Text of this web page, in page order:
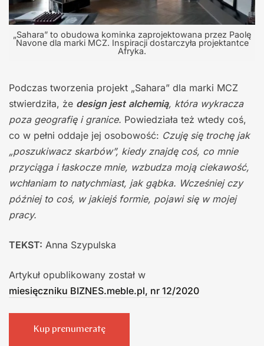
„Sahara” to obudowa kominka zaprojektowana przez Paolę
Navone dla marki MCZ. Inspiracji dostarczyła projektantce
Afryka.
Podczas tworzenia projekt „Sahara” dla marki MCZ
stwierdziła, że design jest alchemią, która wykracza
poza geografię i granice. Powiedziała też wtedy coś,
co w pełni oddaje jej osobowość: Czuję się trochę jak
„poszukiwacz skarbów”, kiedy znajdę coś, co mnie
przyciąga i łaskocze mnie, wzbudza moją ciekawość,
wchłaniam to natychmiast, jak gąbka. Wcześniej czy
później to coś, w jakiejś formie, pojawi się w mojej
pracy.
TEKST: Anna Szypulska
Artykuł opublikowany został w
miesięczniku BIZNES.meble.pl, nr 12/2020
Kup prenumeratę